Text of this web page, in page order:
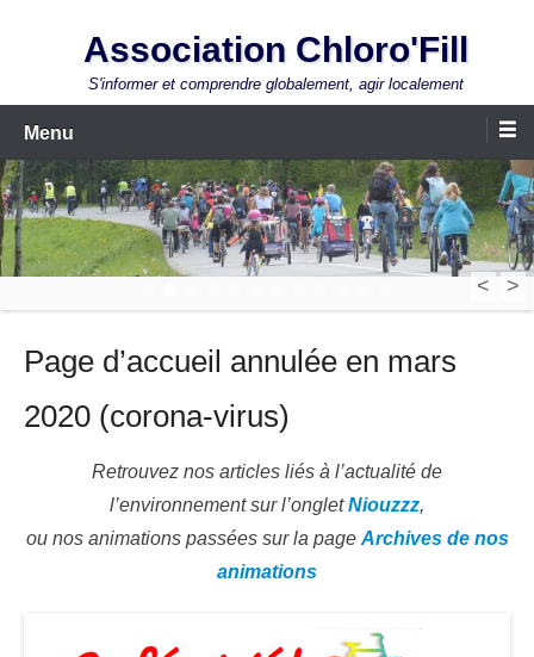
Association Chloro'Fill
S'informer et comprendre globalement, agir localement
Menu
< >
Page d’accueil annulée en mars
2020 (corona-virus)
Retrouvez nos articles liés à l’actualité de
l’environnement sur l’ongletNiouzzz,
ou nos animations passées sur la page Archives de nos
animations